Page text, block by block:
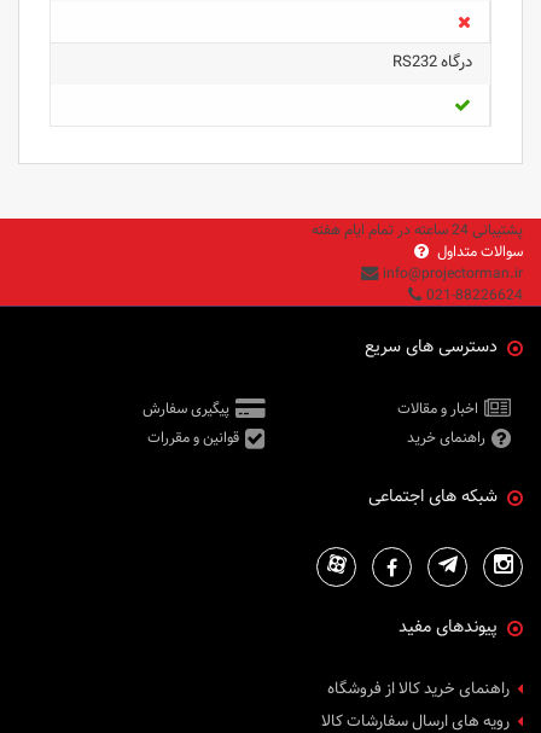
درگاه RS232
پشتیبانی 24 ساعته در تمام ایام هفته
سوالات متداول
info@projectorman.ir
021-88226624
دسترسی های سریع
اخبار و مقالات
پیگیری سفارش
راهنمای خرید
قوانین و مقررات
شبکه های اجتماعی
پیوندهای مفید
راهنمای خرید کالا از فروشگاه
رویه های ارسال سفارشات کالا